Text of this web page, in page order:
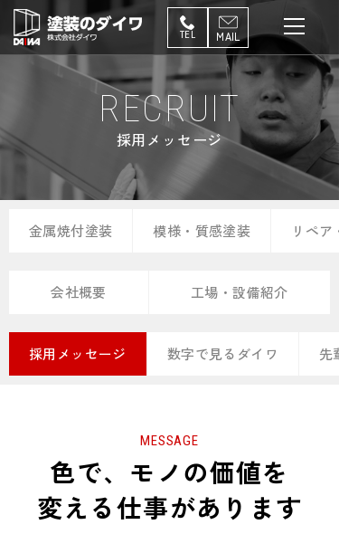
コ
ン
テ
ス
TEL MAIL
RECRUIT
採用メッセージ
金属焼付塗装 模様・質感塗装 リペア
会社概要 工場・設備紹介
採用メッセージ 数字で見るダイワ 先
MESSAGE
色で、モノの価値を
変える仕事があります